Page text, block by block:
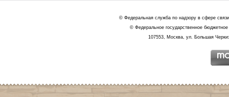
© Федеральная служба по надзору в сфере
© Федеральное государственное
107553, Москва, ул. Большая